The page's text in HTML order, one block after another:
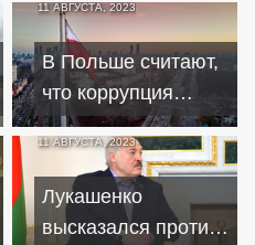
11 АВГУСТА, 2023
В Польше считают,
что коррупция
помешает Украине
вступить в
Евросоюз
11 АВГУСТА, 2023
Лукашенко
высказался против